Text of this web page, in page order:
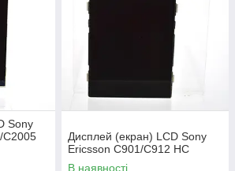
Sony
C2005
Дисплей (екран) LCD Sony
Ericsson C901/C912 HC
В наявності